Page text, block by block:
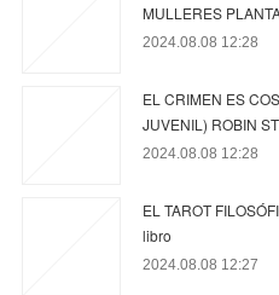
MULLERES
2024.08.08 12:28
EL CRIMEN ES
JUVENIL) ROBIN
2024.08.08 12:28
EL TAROT
libro
2024.08.08 12:27